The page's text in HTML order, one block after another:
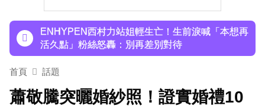
急拱放閃
ENHYPEN西村力站姐輕生亡！生前淚喊「本想再
活久點」粉絲怒轟：別再差別對待
下載東森App，隨時掌握天下大小事！
羅美玲連生三胎！自爆與尪「2年沒接吻」白家綺
首頁 話題
蕭敬騰突曬婚紗照！證實婚禮10